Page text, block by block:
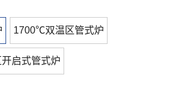
1700℃双温区管式炉
启式管式炉